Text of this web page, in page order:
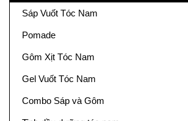
Sáp Vuốt Tóc Nam
Pomade
Gôm Xịt Tóc Nam
Gel Vuốt Tóc Nam
Combo Sáp và Gôm